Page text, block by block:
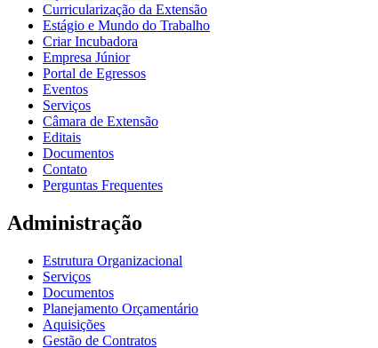
Curricularização da Extensão
Estágio e Mundo do Trabalho
Criar Incubadora
Empresa Júnior
Portal de Egressos
Eventos
Serviços
Câmara de Extensão
Editais
Documentos
Contato
Perguntas Frequentes
Administração
Estrutura Organizacional
Serviços
Documentos
Planejamento Orçamentário
Aquisições
Gestão de Contratos